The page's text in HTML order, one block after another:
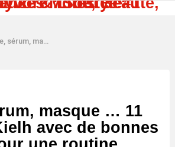
Kielh avec de bonnes remises pour une routine beauté complète
masque … 11
avec de bonnes